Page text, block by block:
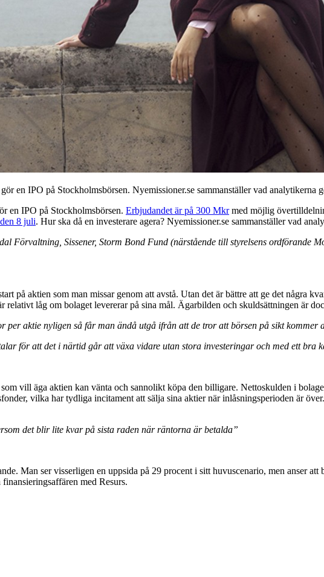
en IPO på Stockholmsbörsen. Nyemissioner.se sammanställer vad analytikerna
en IPO på Stockholmsbörsen. Erbjudandet är på 300 Mkrmed möjlig
8 juli. Hur ska då en investerare agera? Nyemissioner.se sammanställer vad
Förvaltning, Sissener, Storm Bond Fund (närstående till styrelsens ordförande
på aktien som man missar genom att avstå. Utan det är bättre att ge det några
låg om bolaget levererar på sina mål. Ägarbilden och skuldsättningen är
per aktie nyligen så får man ändå utgå ifrån att de tror att börsen på sikt kommer
för att det i närtid går att växa vidare utan stora investeringar och med ett bra
vill äga aktien kan vänta och sannolikt köpa den billigare. Nettoskulden i
vilka har tydliga incitament att sälja sina aktier när inlåsningsperioden är
det blir lite kvar på sista raden när räntorna är betalda”
Man ser visserligen en uppsida på 29 procent i sitt huvuscenario, men anser att
med Resurs.